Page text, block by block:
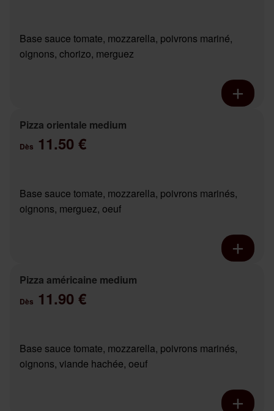
Base sauce tomate, mozzarella, poivrons mariné,
oignons, chorizo, merguez
Pizza orientale medium
Dès 11.50 €
Base sauce tomate, mozzarella, poivrons marinés,
oignons, merguez, oeuf
Pizza américaine medium
Dès 11.90 €
Base sauce tomate, mozzarella, poivrons marinés,
oignons, viande hachée, oeuf